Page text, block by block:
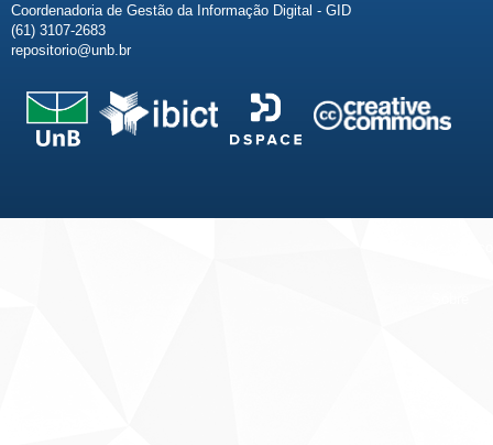
Coordenadoria de Gestão da Informação Digital - GID
(61) 3107-2683
repositorio@unb.br